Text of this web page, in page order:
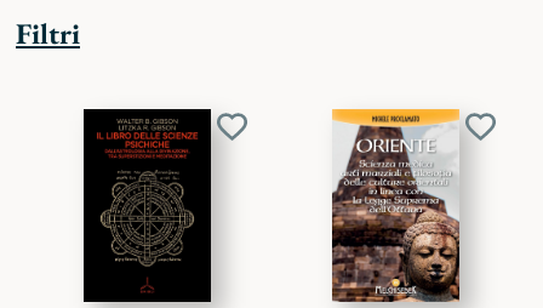
Filtri
Aggiungi